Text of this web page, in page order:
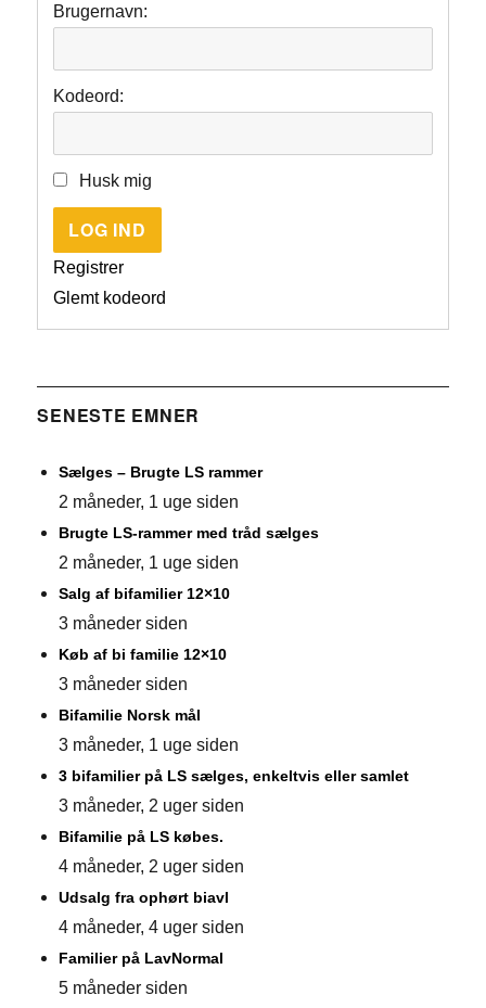
Brugernavn:
Kodeord:
Husk mig
LOG IND
Registrer
Glemt kodeord
SENESTE EMNER
Sælges – Brugte LS rammer
2 måneder, 1 uge siden
Brugte LS-rammer med tråd sælges
2 måneder, 1 uge siden
Salg af bifamilier 12×10
3 måneder siden
Køb af bi familie 12×10
3 måneder siden
Bifamilie Norsk mål
3 måneder, 1 uge siden
3 bifamilier på LS sælges, enkeltvis eller samlet
3 måneder, 2 uger siden
Bifamilie på LS købes.
4 måneder, 2 uger siden
Udsalg fra ophørt biavl
4 måneder, 4 uger siden
Familier på LavNormal
5 måneder siden